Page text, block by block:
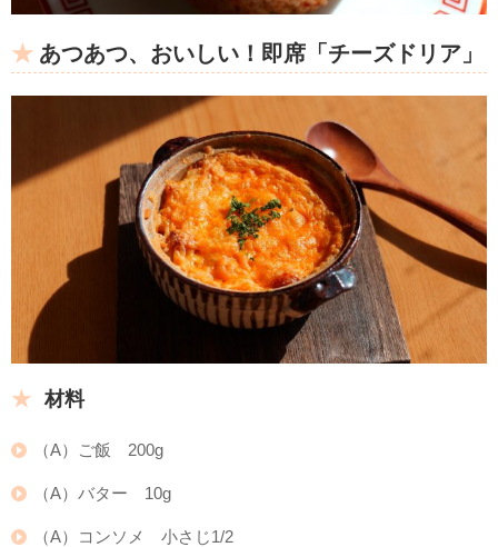
あつあつ、おいしい！即席「チーズドリア」
材料
（A）ご飯 200g
（A）バター 10g
（A）コンソメ 小さじ1/2